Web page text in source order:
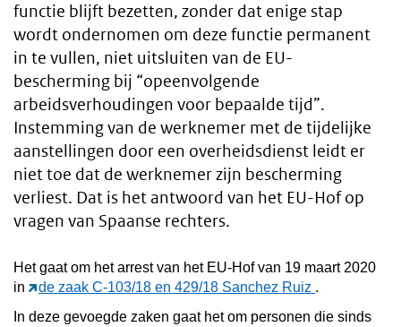
functie blijft bezetten, zonder dat enige stap
wordt ondernomen om deze functie permanent
in te vullen, niet uitsluiten van de EU-
bescherming bij “opeenvolgende
arbeidsverhoudingen voor bepaalde tijd”.
Instemming van de werknemer met de tijdelijke
aanstellingen door een overheidsdienst leidt er
niet toe dat de werknemer zijn bescherming
verliest. Dat is het antwoord van het EU-Hof op
vragen van Spaanse rechters.
Het gaat om het arrest van het EU-Hof van 19 maart 2020
in
de zaak C-103/18 en 429/18 Sanchez Ruiz .
In deze gevoegde zaken gaat het om personen die sinds